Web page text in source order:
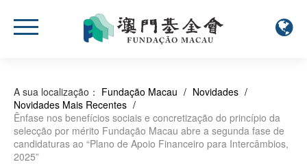
A sua localização： Fundação Macau / Novidades /
Novidades Mais Recentes /
Ênfase nos benefícios sociais e concretização do princípio da
selecção por mérito Fundação Macau abre a segunda fase de
candidaturas ao “Plano de Apoio Financeiro para Intercâmbios,
2025”